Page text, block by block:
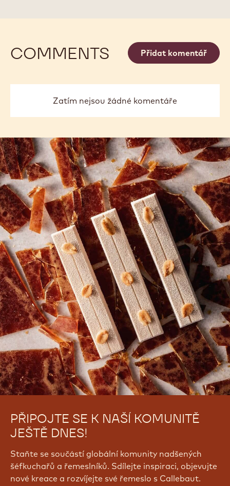
COMMENTS Přidat komentář
Zatím nejsou žádné komentáře
PŘIPOJTE SE K NAŠÍ KOMUNITĚ
JEŠTĚ DNES!
Staňte se součástí globální komunity nadšených
šéfkuchařů a řemeslníků. Sdílejte inspiraci, objevujte
nové kreace a rozvíjejte své řemeslo s Callebaut.